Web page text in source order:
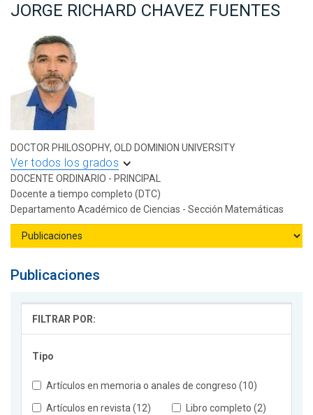
JORGE RICHARD CHAVEZ FUENTES
DOCTOR PHILOSOPHY, OLD DOMINION UNIVERSITY
Ver todos los grados
DOCENTE ORDINARIO - PRINCIPAL
Docente a tiempo completo (DTC)
Departamento Académico de Ciencias - Sección Matemáticas
Publicaciones
FILTRAR POR:
Tipo
Artículos en memoria o anales de congreso (10)
Artículos en revista (12)
Libro completo (2)